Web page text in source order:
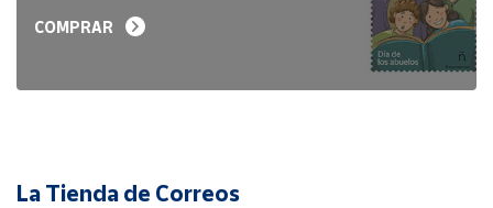
COMPRAR
La Tienda de Correos